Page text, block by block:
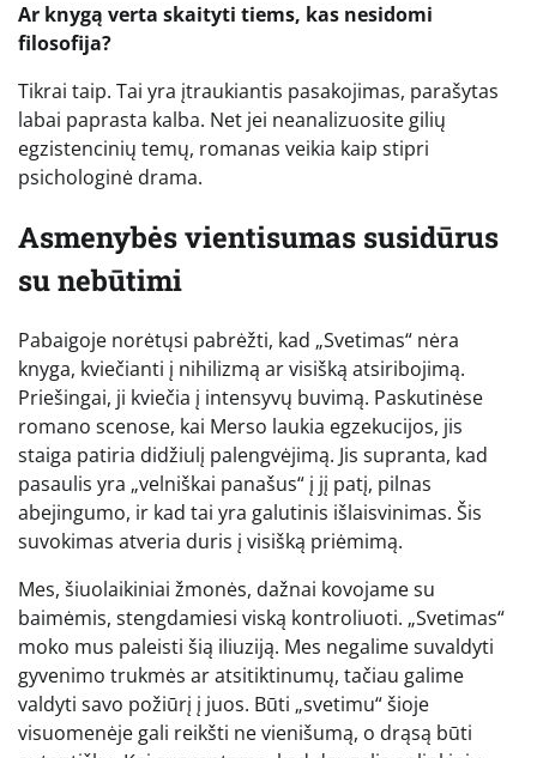
Ar knygą verta skaityti tiems, kas nesidomi
filosofija?
Tikrai taip. Tai yra įtraukiantis pasakojimas, parašytas
labai paprasta kalba. Net jei neanalizuosite gilių
egzistencinių temų, romanas veikia kaip stipri
psichologinė drama.
Asmenybės vientisumas susidūrus
su nebūtimi
Pabaigoje norėtųsi pabrėžti, kad „Svetimas“ nėra
knyga, kviečianti į nihilizmą ar visišką atsiribojimą.
Priešingai, ji kviečia į intensyvų buvimą. Paskutinėse
romano scenose, kai Merso laukia egzekucijos, jis
staiga patiria didžiulį palengvėjimą. Jis supranta, kad
pasaulis yra „velniškai panašus“ į jį patį, pilnas
abejingumo, ir kad tai yra galutinis išlaisvinimas. Šis
suvokimas atveria duris į visišką priėmimą.
Mes, šiuolaikiniai žmonės, dažnai kovojame su
baimėmis, stengdamiesi viską kontroliuoti. „Svetimas“
moko mus paleisti šią iliuziją. Mes negalime suvaldyti
gyvenimo trukmės ar atsitiktinumų, tačiau galime
valdyti savo požiūrį į juos. Būti „svetimu“ šioje
visuomenėje gali reikšti ne vienišumą, o drąsą būti